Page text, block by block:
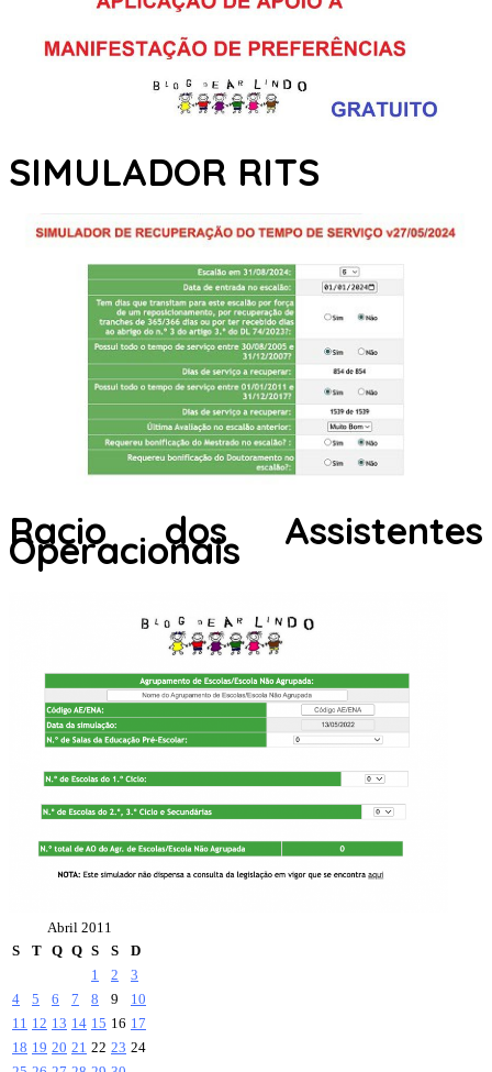
SIMULADOR RITS
Racio dos Assistentes
Operacionais
Abril 2011
S
T Q Q S S
D
1
2
3
4
5 6 7 8 9
10
11 12 13 14 15 16 17
18 19 20 21 22 23 24